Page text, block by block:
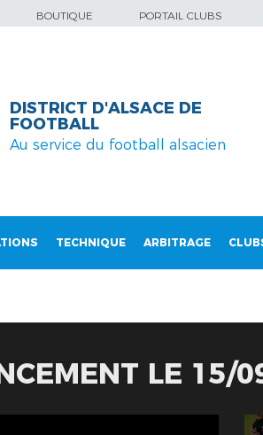
BOUTIQUE PORTAIL CLUBS
DISTRICT D'ALSACE DE
FOOTBALL
Au service du football alsacien
TECHNIQUE ARBITRAGE
LE 15/